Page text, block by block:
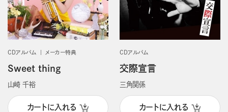
CDアルバム メーカー特典
Sweet thing
山崎 千裕
カートに入れる
CDアルバム
交際宣言
三角関係
カートに入れる